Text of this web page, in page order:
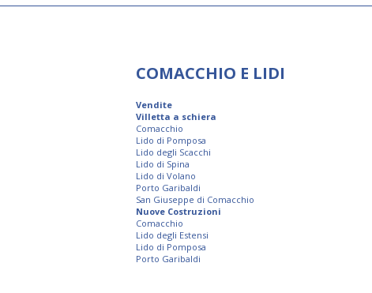
COMACCHIO E LIDI
Vendite
Villetta a schiera
Comacchio
Lido di Pomposa
Lido degli Scacchi
Lido di Spina
Lido di Volano
Porto Garibaldi
San Giuseppe di Comacchio
Nuove Costruzioni
Comacchio
Lido degli Estensi
Lido di Pomposa
Porto Garibaldi